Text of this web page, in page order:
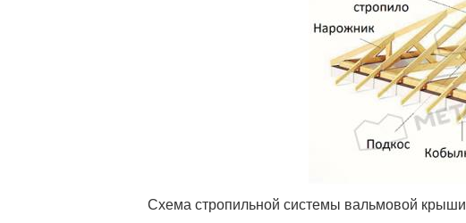
Схема стропильной системы вальмовой крыши